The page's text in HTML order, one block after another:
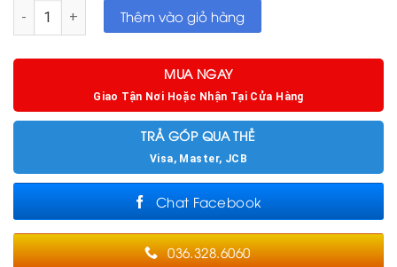
Máy chiếu Optoma HD28e Full HD số lượng
Thêm vào giỏ hàng
MUA NGAY
Giao Tận Nơi Hoặc Nhận Tại Cửa Hàng
TRẢ GÓP QUA THẺ
Visa, Master, JCB
Chat Facebook
036.328.6060